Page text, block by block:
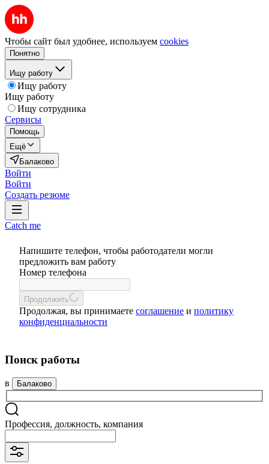
Чтобы сайт был удобнее, используем cookies
Понятно
Ищу работу
Ищу работу
Ищу работу
Ищу сотрудника
Сервисы
Помощь
Ещё
Балаково
Войти
Войти
Создать резюме
Catch me
Напишите телефон, чтобы работодатели могли
предложить вам работу
Номер телефона
Продолжить
Продолжая, вы принимаете соглашение и политику
конфиденциальности
Поиск работы
в Балаково
Профессия, должность, компания